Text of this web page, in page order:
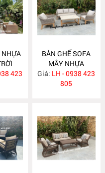
NHỰA
423
BÀN GHẾ SOFA
MÂY NHỰA
NH370
Giá: LH - 0938 423
805